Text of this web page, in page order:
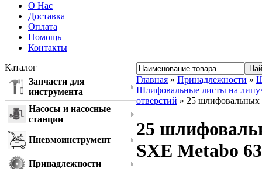
О Нас
Доставка
Оплата
Помощь
Контакты
Каталог
Запчасти для
инструмента
Насосы и насосные
станции
Пневмоинструмент
Принадлежности
Главная » Принадлежности »
Шлифовальные листы на
отверстий » 25 шлифовальных
25
SXE Metabo